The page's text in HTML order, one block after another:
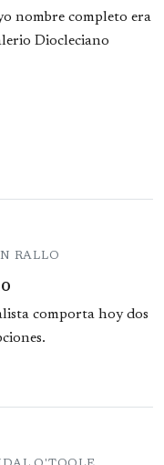
nombre completo era
Diocleciano
RALLO
comporta hoy dos